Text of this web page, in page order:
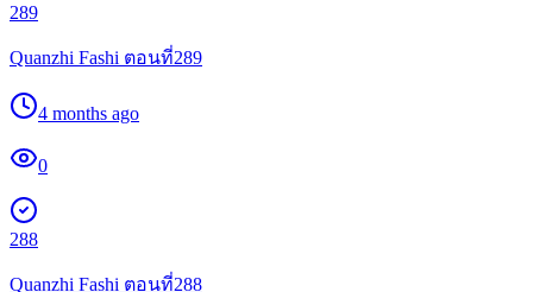
289
Quanzhi Fashi ตอนที่289
4 months ago
0
288
Quanzhi Fashi ตอนที่288